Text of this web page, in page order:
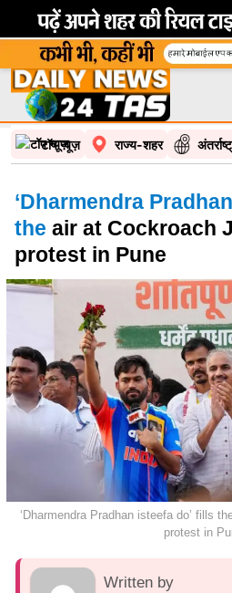
टॉप न्यूज़ राज्य-शहर
‘Dharmendra
the air at Cockroach
protest in Pune
‘Dharmendra Pradhan isteefa do’ fills
protest in
Written by